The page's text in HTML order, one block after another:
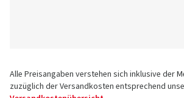
Alle Preisangaben verstehen sich inklusive der
zuzüglich der Versandkosten entsprechend